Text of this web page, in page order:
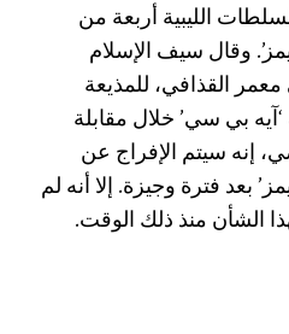
الليبية أربعة من
وقال سيف الإسلام
القذافي، للمذيعة
بي سي’ خلال مقابلة
إنه سيتم الإفراج عن
بعد فترة وجيزة. إلا أنه لم
الشأن منذ ذلك الوقت.